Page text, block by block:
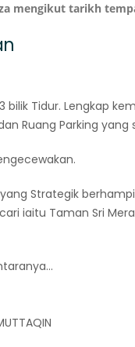
mengikut tarikh
Tidur. Lengkap
Ruang Parking yang
Strategik
iaitu Taman Sri